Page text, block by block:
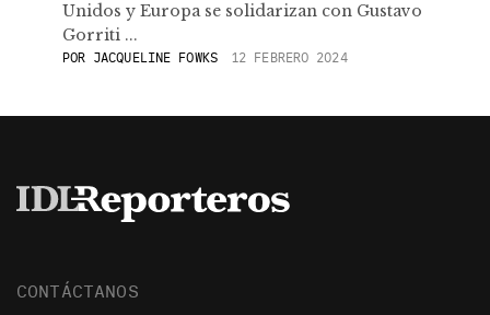
Unidos y Europa se solidarizan con Gustavo
Gorriti ...
POR JACQUELINE FOWKS 12 FEBRERO 2024
CONTÁCTANOS